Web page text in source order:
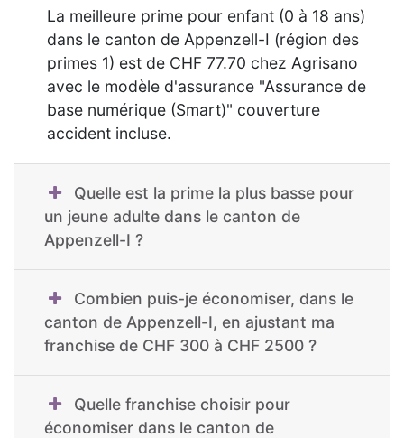
La meilleure prime pour enfant (0 à 18 ans)
dans le canton de Appenzell-I (région des
primes 1) est de CHF 77.70 chez Agrisano
avec le modèle d'assurance "Assurance de
base numérique (Smart)" couverture
accident incluse.
Quelle est la prime la plus basse pour
un jeune adulte dans le canton de
Appenzell-I ?
Combien puis-je économiser, dans le
canton de Appenzell-I, en ajustant ma
franchise de CHF 300 à CHF 2500 ?
Quelle franchise choisir pour
économiser dans le canton de